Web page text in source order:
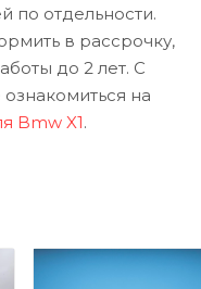
по отдельности.
в рассрочку,
до 2 лет. С
на
Bmw X1.